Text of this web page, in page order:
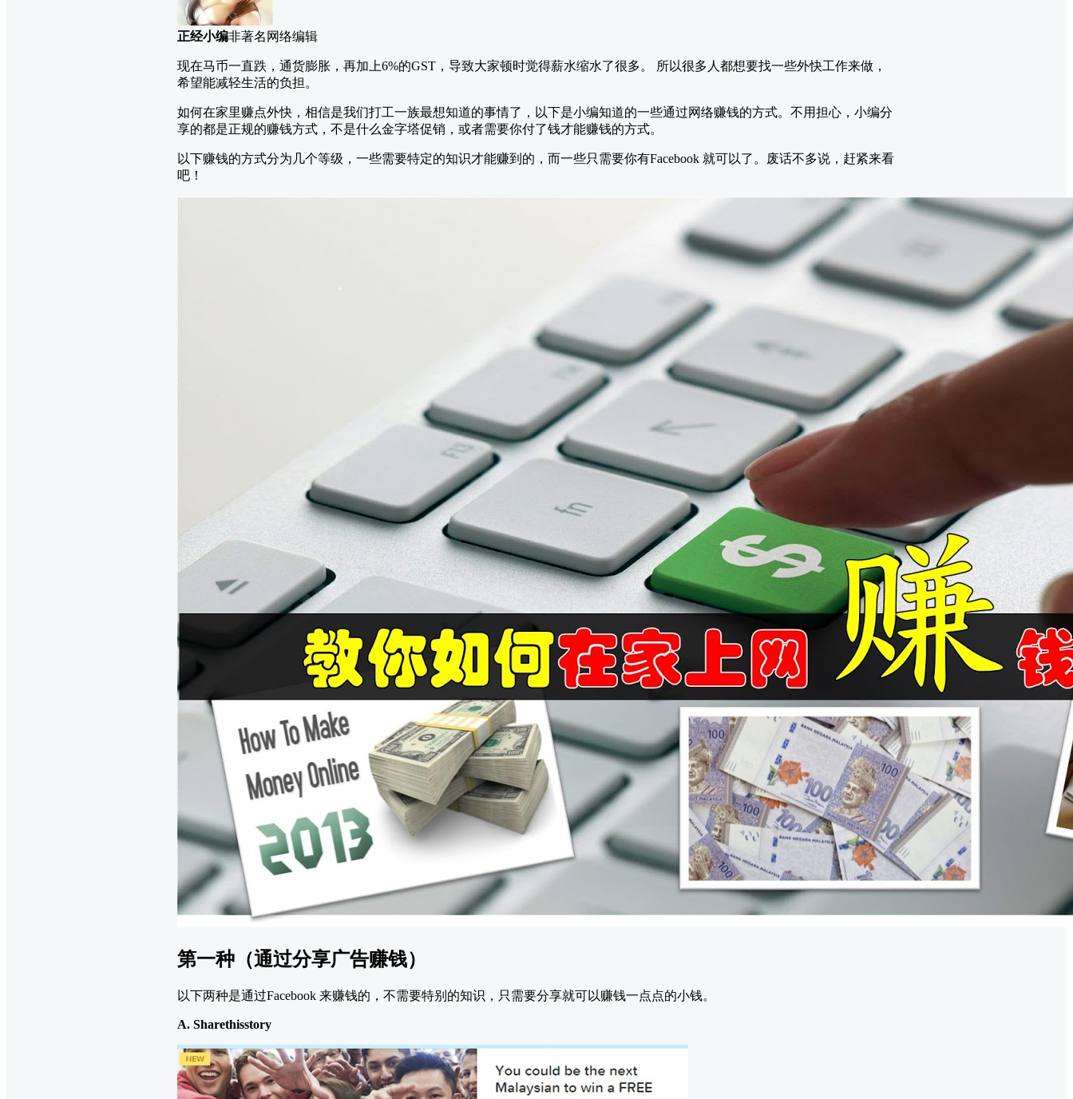
正经小编非著名网络编辑
现在马币一直跌，通货膨胀，再加上6%的GST，导致大家顿时觉得薪水缩水了很多。 所以很多人都想要找一些外快工作来做，
希望能减轻生活的负担。
如何在家里赚点外快，相信是我们打工一族最想知道的事情了，以下是小编知道的一些通过网络赚钱的方式。不用担心，小编分
享的都是正规的赚钱方式，不是什么金字塔促销，或者需要你付了钱才能赚钱的方式。
以下赚钱的方式分为几个等级，一些需要特定的知识才能赚到的，而一些只需要你有Facebook 就可以了。废话不多说，赶紧来看
吧！
第一种（通过分享广告赚钱）
以下两种是通过Facebook 来赚钱的，不需要特别的知识，只需要分享就可以赚钱一点点的小钱。
A. Sharethisstory